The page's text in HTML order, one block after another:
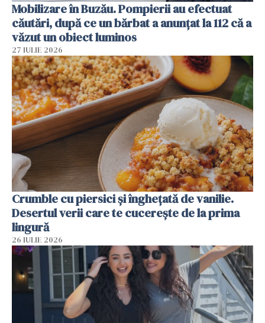
Mobilizare în Buzău. Pompierii au efectuat
căutări, după ce un bărbat a anunțat la 112 că a
văzut un obiect luminos
27 IULIE 2026
Crumble cu piersici și înghețată de vanilie.
Desertul verii care te cucerește de la prima
lingură
26 IULIE 2026